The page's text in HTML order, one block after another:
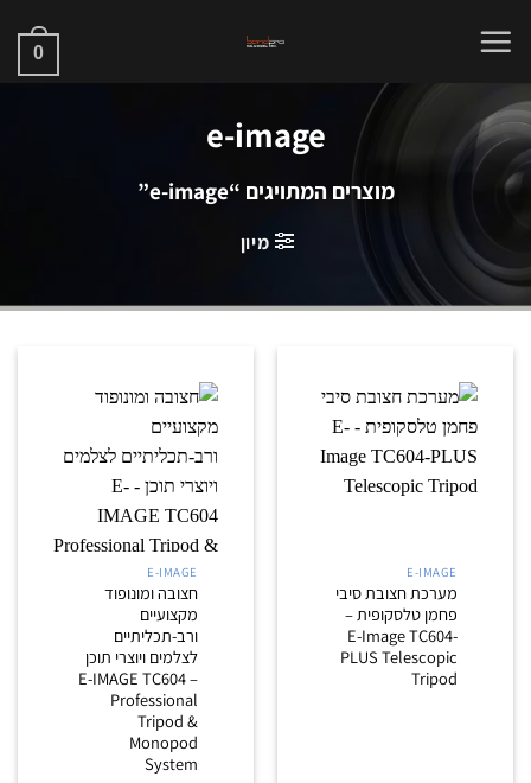
0
e-image
מוצרים המתויגים “e-image”
מיון
E-IMAGE
מערכת חצובת סיבי
פחמן טלסקופית –
E-Image TC604-
PLUS Telescopic
Tripod
E-IMAGE
חצובה ומונופוד
מקצועיים
ורב-תכליתיים
לצלמים ויוצרי תוכן
– E-IMAGE TC604
Professional
Tripod &
Monopod
System